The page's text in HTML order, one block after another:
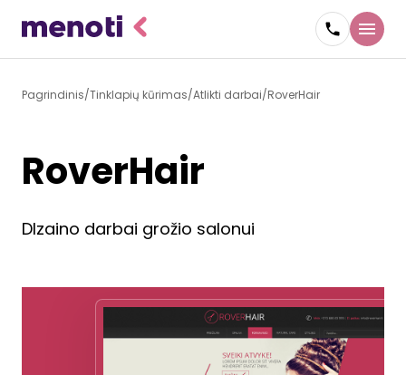
Pagrindinis Tinklapių kūrimas Atlikti darbai RoverHair
RoverHair
DIzaino darbai grožio salonui